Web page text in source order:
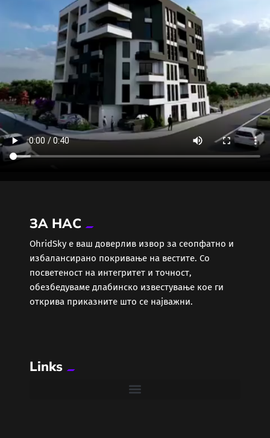
ЗА НАС
ОhridSky е ваш доверлив извор за сеопфатно и
избалансирано покривање на вестите. Со
посветеност на интегритет и точност,
обезбедуваме длабинско известување кое ги
открива приказните што се најважни.
Links